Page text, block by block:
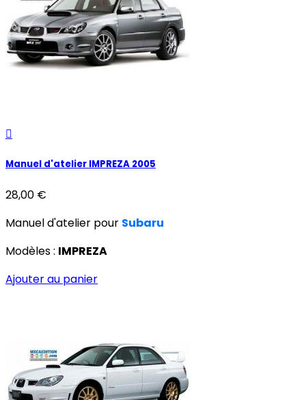

Manuel d'atelier IMPREZA 2005
28,00 €
Manuel d'atelier pour Subaru
Modèles : IMPREZA
Ajouter au panier